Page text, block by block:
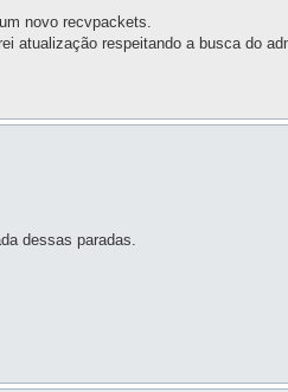
novo recvpackets.
atualização respeitando a busca do
dessas paradas.